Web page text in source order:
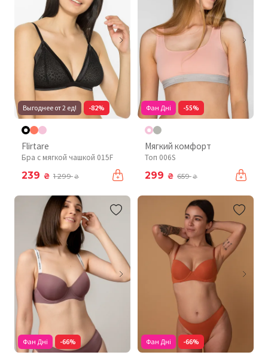
Выгоднее от 2 ед! -82%
Flirtare
Бра с мягкой чашкой 015F
239 ₴ 1 299₴
Фан Дні -55%
Мягкий комфорт
Топ 006S
299 ₴ 659₴
Фан Дні -66% Фан Дні -66%